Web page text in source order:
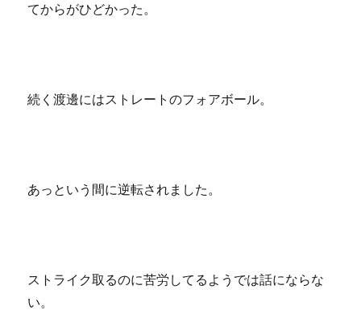
てからがひどかった。
続く渡邊にはストレートのフォアボール。
あっという間に逆転されました。
ストライク取るのに苦労してるようでは話にならな
い。